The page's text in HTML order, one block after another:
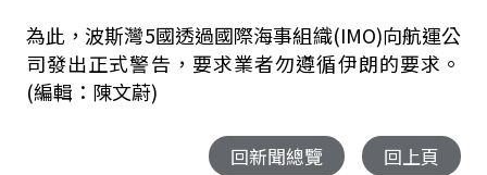
為此，波斯灣5國透過國際海事組織(IMO)向航運公
司發出正式警告，要求業者勿遵循伊朗的要求。
(編輯：陳文蔚)
回新聞總覽 回上頁